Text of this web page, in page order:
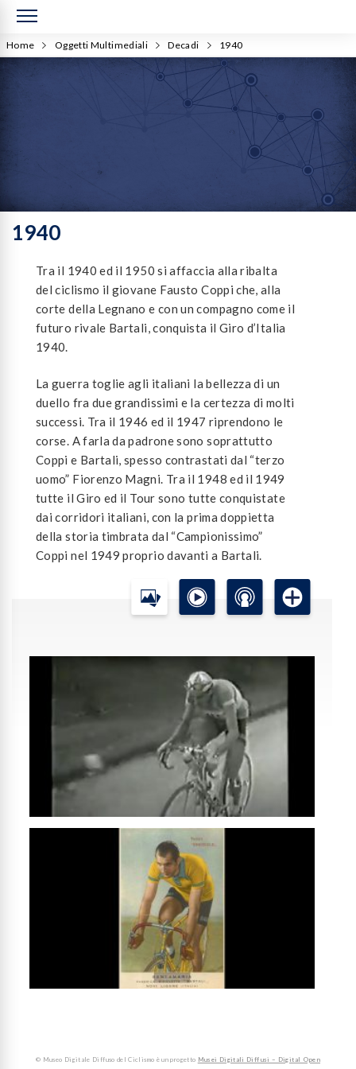
Home Oggetti Multimediali Decadi 1940
1940
Tra il 1940 ed il 1950 si affaccia alla ribalta
del ciclismo il giovane Fausto Coppi che, alla
corte della Legnano e con un compagno come il
futuro rivale Bartali, conquista il Giro d’Italia
1940.
La guerra toglie agli italiani la bellezza di un
duello fra due grandissimi e la certezza di molti
successi. Tra il 1946 ed il 1947 riprendono le
corse. A farla da padrone sono soprattutto
Coppi e Bartali, spesso contrastati dal “terzo
uomo” Fiorenzo Magni. Tra il 1948 ed il 1949
tutte il Giro ed il Tour sono tutte conquistate
dai corridori italiani, con la prima doppietta
della storia timbrata dal “Campionissimo”
Coppi nel 1949 proprio davanti a Bartali.
© Museo Digitale Diffuso del Ciclismo è un progetto Musei Digitali Diffusi – Digital Open